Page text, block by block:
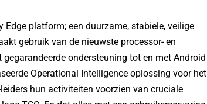
platform; een duurzame, stabiele, veilige
gebruik van de nieuwste processor- en
ondersteuning tot en met Android
Operational Intelligence oplossing voor het
hun activiteiten voorzien van cruciale